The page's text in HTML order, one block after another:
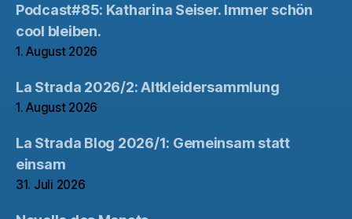
Podcast#85: Katharina Seiser. Immer schön
cool bleiben.
1. August 2026
La Strada 2026/2: Altkleidersammlung
1. August 2026
La Strada Blog 2026/1: Gemeinsam statt
einsam
31. Juli 2026